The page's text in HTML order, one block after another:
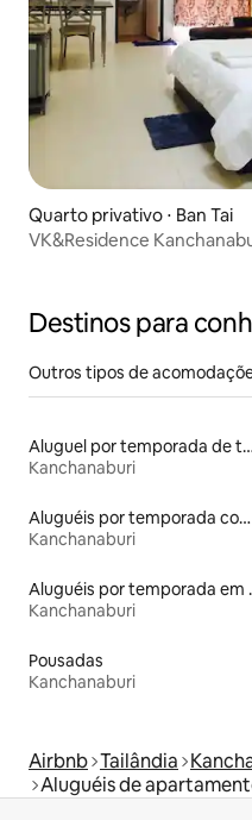
Quarto privativo ⋅ Ban Tai
VK&Residence
Destinos para
Outros tipos de
Aluguel por
Kanchanaburi
Aluguéis por temporada com banheira de hidromassagem
Kanchanaburi
Kanchanaburi
Pousadas
Kanchanaburi
Airbnb Tailândia
Aluguéis de